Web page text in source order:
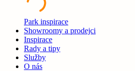
Park inspirace
Showroomy a prodejci
Inspirace
Rady a tipy
Služby
O nás